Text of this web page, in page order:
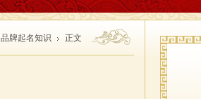
品牌起名知识 正文